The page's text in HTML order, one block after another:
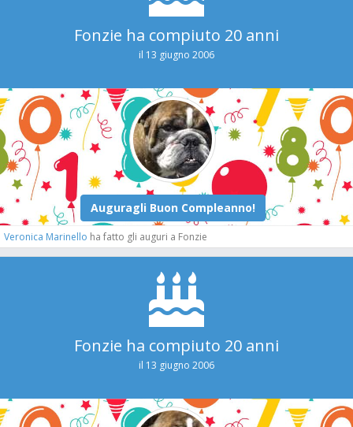
Fonzie ha compiuto 20 anni
il 13 giugno 2006
Veronica Marinello ha fatto gli auguri a Fonzie
Fonzie ha compiuto 20 anni
il 13 giugno 2006